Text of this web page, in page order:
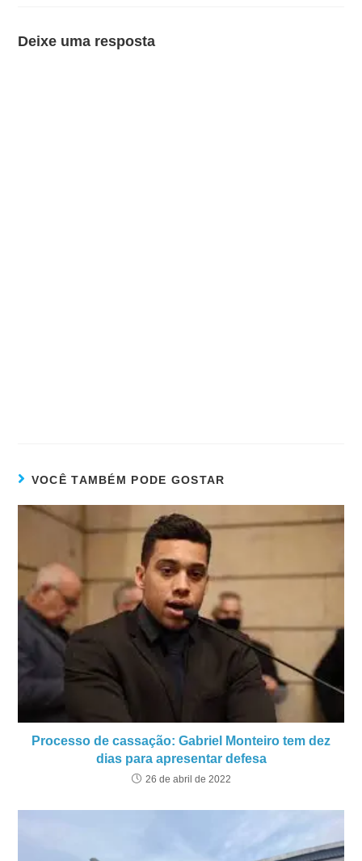
Deixe uma resposta
VOCÊ TAMBÉM PODE GOSTAR
Processo de cassação: Gabriel Monteiro tem dez
dias para apresentar defesa
26 de abril de 2022